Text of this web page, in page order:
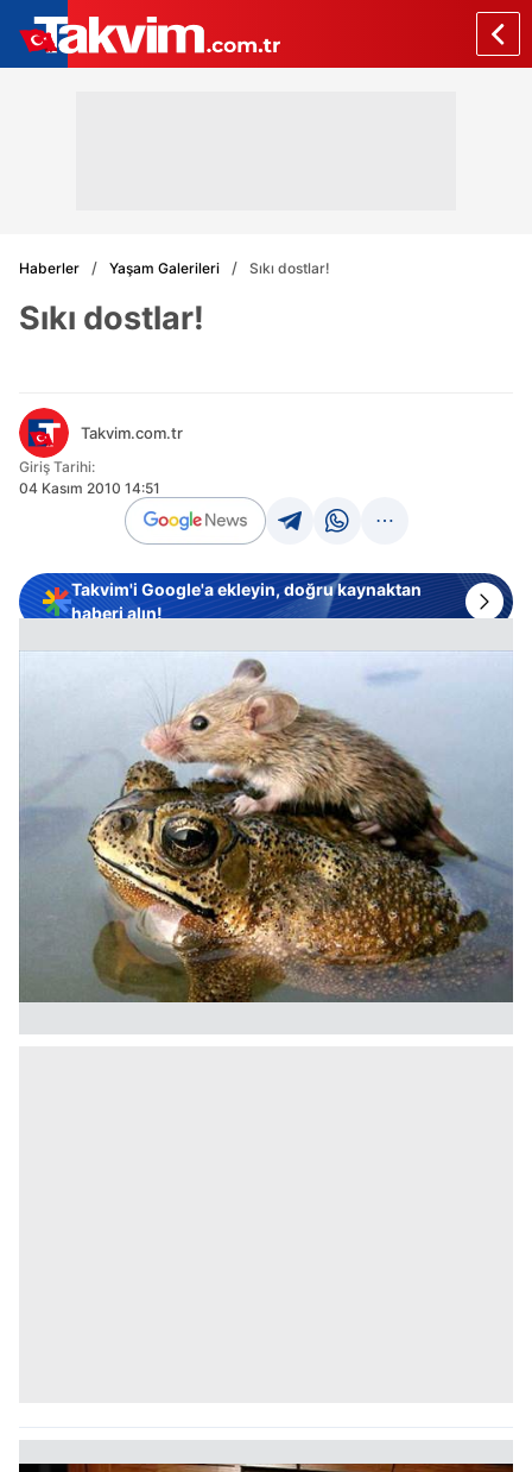
Haberler Yaşam Galerileri Sıkı dostlar!
Sıkı dostlar!
Takvim.com.tr
Giriş Tarihi:
04 Kasım 2010 14:51
Takvim'i Google'a ekleyin, doğru kaynaktan
haberi alın!